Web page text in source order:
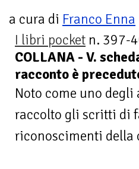
a cura di Franco Enna
I libri pocket n. 397-
COLLANA - V.
racconto è
Noto come uno
raccolto gli scritti di
riconoscimenti della